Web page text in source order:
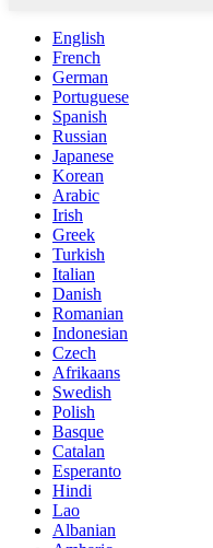
English
French
German
Portuguese
Spanish
Russian
Japanese
Korean
Arabic
Irish
Greek
Turkish
Italian
Danish
Romanian
Indonesian
Czech
Afrikaans
Swedish
Polish
Basque
Catalan
Esperanto
Hindi
Lao
Albanian